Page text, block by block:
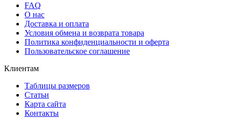
FAQ
О нас
Доставка и оплата
Условия обмена и возврата товара
Политика конфиденциальности и оферта
Пользовательское соглашение
Клиентам
Таблицы размеров
Статьи
Карта сайта
Контакты